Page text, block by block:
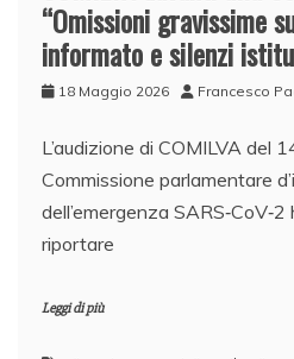
“Omissioni gravissime
informato e silenzi
18 Maggio 2026 Francesco
L’audizione di COMILVA del
Commissione parlamentare
dell’emergenza
riportare
Leggi di più